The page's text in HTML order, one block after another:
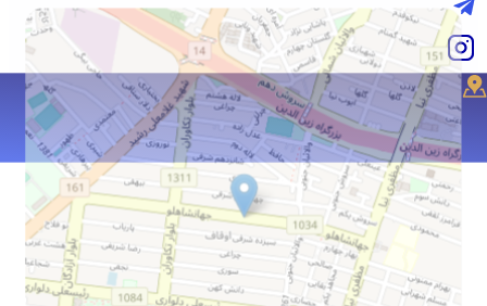
موقعیت جغرافیایی فروشگاه